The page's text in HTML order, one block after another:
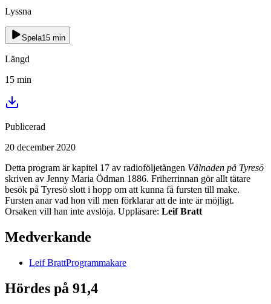
Lyssna
Spela15 min
Längd
15 min
Publicerad
20 december 2020
Detta program är kapitel 17 av radioföljetången Vålnaden på Tyresö
skriven av Jenny Maria Ödman 1886. Friherrinnan gör allt tätare
besök på Tyresö slott i hopp om att kunna få fursten till make.
Fursten anar vad hon vill men förklarar att de inte är möjligt.
Orsaken vill han inte avslöja. Uppläsare: Leif Bratt
Medverkande
Leif BrattProgrammakare
Hördes på 91,4